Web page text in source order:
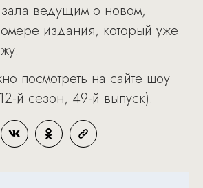
ведущим о новом,
издания, который уже
посмотреть на сайте шоу
й сезон, 49-й выпуск).